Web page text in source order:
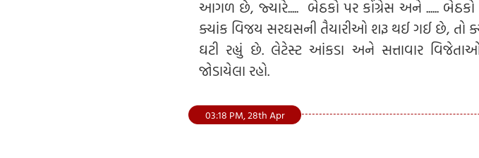
આગળ છે, જ્યારે..... બેઠકો પર કોંગ્રેસ અને ......
ક્યાંક વિજય સરઘસની તૈયારીઓ શરૂ થઈ ગઈ છે, તો
ઘટી રહ્યું છે. લેટેસ્ટ આંકડા અને સત્તાવાર
જોડાયેલા રહો.
03:18 PM, 28th Apr